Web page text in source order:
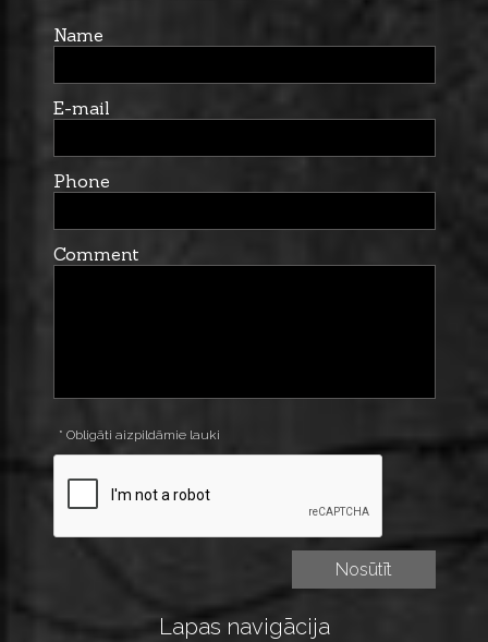
Name
E-mail
Phone
Comment
* Obligāti aizpildāmie lauki
Lapas navigācija